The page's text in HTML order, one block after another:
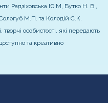
Радзіховська Ю.М, Бутко Н. В.,
М.П. та Колодій С.К.
творчі особистості, які передають
та креативно